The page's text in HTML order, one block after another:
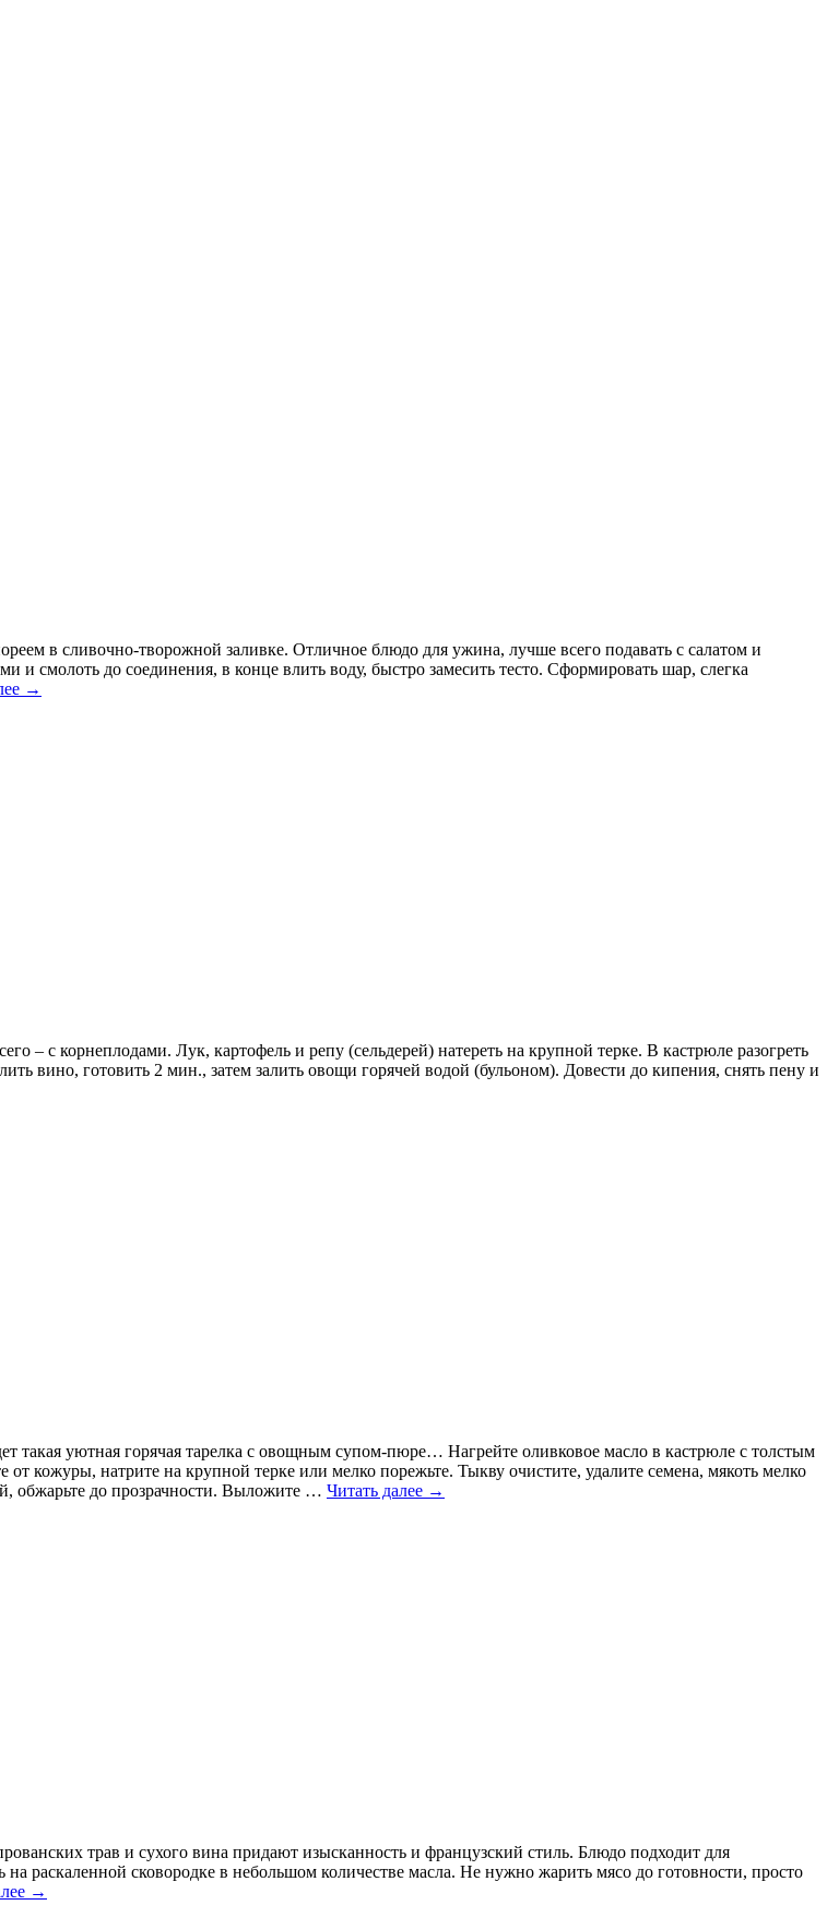
в сливочно-творожной заливке. Отличное блюдо для ужина, лучше всего подавать с салатом и
смолоть до соединения, в конце влить воду, быстро замесить тесто. Сформировать шар, слегка
→
с корнеплодами. Лук, картофель и репу (сельдерей) натереть на крупной терке. В кастрюле разогреть
вино, готовить 2 мин., затем залить овощи горячей водой (бульоном). Довести до кипения, снять пену и
такая уютная горячая тарелка с овощным супом-пюре… Нагрейте оливковое масло в кастрюле с толстым
кожуры, натрите на крупной терке или мелко порежьте. Тыкву очистите, удалите семена, мякоть мелко
обжарьте до прозрачности. Выложите … Читать далее →
трав и сухого вина придают изысканность и французский стиль. Блюдо подходит для
раскаленной сковородке в небольшом количестве масла. Не нужно жарить мясо до готовности, просто
→